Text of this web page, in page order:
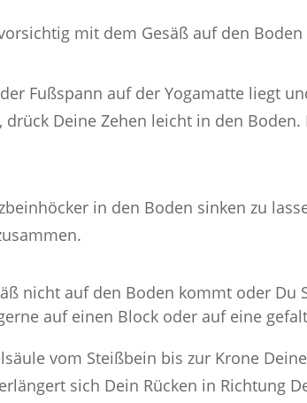
mit dem Gesäß auf den Boden
Fußspann auf der Yogamatte liegt
drück Deine Zehen leicht in den Boden.
in den Boden sinken zu
nicht auf den Boden kommt oder Du
auf einen Block oder auf eine
vom Steißbein bis zur Krone
sich Dein Rücken in Richtung